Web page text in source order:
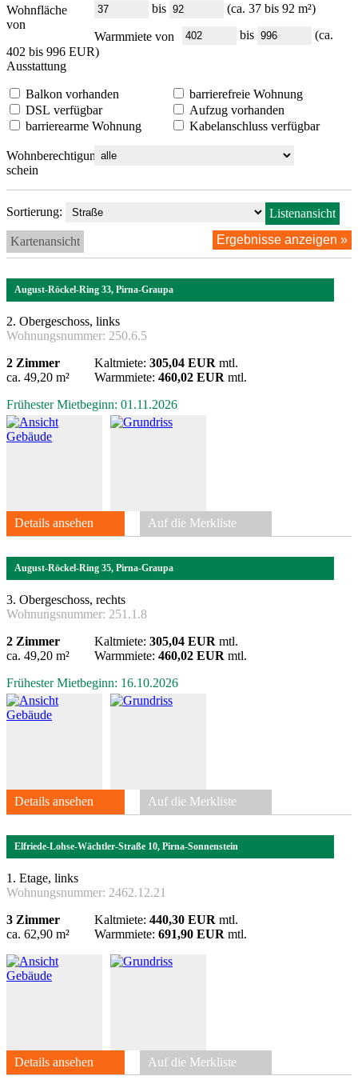
Wohnfläche
von
bis (ca. 37 bis 92 m²)
Warmmiete von bis
(ca.
402 bis 996 EUR)
Ausstattung
Balkon vorhanden
barrierefreie Wohnung
DSL verfügbar
Aufzug vorhanden
barrierearme Wohnung
Kabelanschluss verfügbar
Wohnberechtigungs-
schein
Sortierung: Listenansicht
Kartenansicht
August-Röckel-Ring 33, Pirna-Graupa
2. Obergeschoss, links
Wohnungsnummer: 250.6.5
2 Zimmer
ca. 49,20 m²
Kaltmiete: 305,04 EUR mtl.
Warmmiete: 460,02 EUR mtl.
Frühester Mietbeginn: 01.11.2026
Details ansehen Auf die Merkliste
August-Röckel-Ring 35, Pirna-Graupa
3. Obergeschoss, rechts
Wohnungsnummer: 251.1.8
2 Zimmer
ca. 49,20 m²
Kaltmiete: 305,04 EUR mtl.
Warmmiete: 460,02 EUR mtl.
Frühester Mietbeginn: 16.10.2026
Details ansehen Auf die Merkliste
Elfriede-Lohse-Wächtler-Straße 10, Pirna-Sonnenstein
1. Etage, links
Wohnungsnummer: 2462.12.21
3 Zimmer
ca. 62,90 m²
Kaltmiete: 440,30 EUR mtl.
Warmmiete: 691,90 EUR mtl.
Details ansehen Auf die Merkliste